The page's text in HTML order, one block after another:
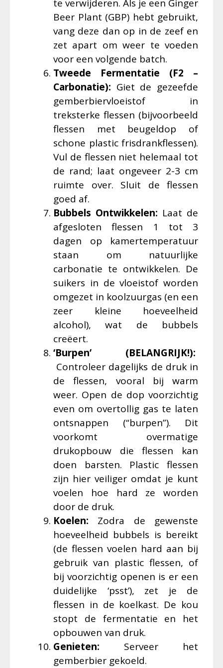
te verwijderen. Als je een Ginger
Beer Plant (GBP) hebt gebruikt,
vang deze dan op in de zeef en
zet apart om weer te voeden
voor een volgende batch.
Tweede Fermentatie (F2 –
Carbonatie): Giet de gezeefde
gemberbiervloeistof in
treksterke flessen (bijvoorbeeld
flessen met beugeldop of
schone plastic frisdrankflessen).
Vul de flessen niet helemaal tot
de rand; laat ongeveer 2-3 cm
ruimte over. Sluit de flessen
goed af.
Bubbels Ontwikkelen: Laat de
afgesloten flessen 1 tot 3
dagen op kamertemperatuur
staan om natuurlijke
carbonatie te ontwikkelen. De
suikers in de vloeistof worden
omgezet in koolzuurgas (en een
zeer kleine hoeveelheid
alcohol), wat de bubbels
creëert.
‘Burpen’ (BELANGRIJK!):
Controleer dagelijks de druk in
de flessen, vooral bij warm
weer. Open de dop voorzichtig
even om overtollig gas te laten
ontsnappen (“burpen”). Dit
voorkomt overmatige
drukopbouw die flessen kan
doen barsten. Plastic flessen
zijn hier veiliger omdat je kunt
voelen hoe hard ze worden
door de druk.
Koelen: Zodra de gewenste
hoeveelheid bubbels is bereikt
(de flessen voelen hard aan bij
gebruik van plastic flessen, of
bij voorzichtig openen is er een
duidelijke ‘psst’), zet je de
flessen in de koelkast. De kou
stopt de fermentatie en het
opbouwen van druk.
Genieten: Serveer het
gemberbier gekoeld.